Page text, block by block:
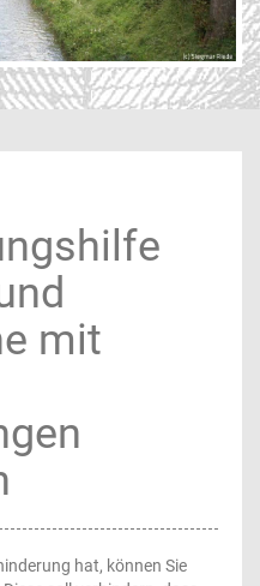
mit
hat, können Sie